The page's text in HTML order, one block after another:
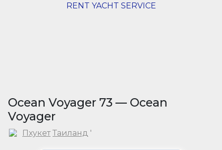
RENT YACHT SERVICE
Ocean Voyager 73 — Ocean
Voyager
Пхукет Таиланд '